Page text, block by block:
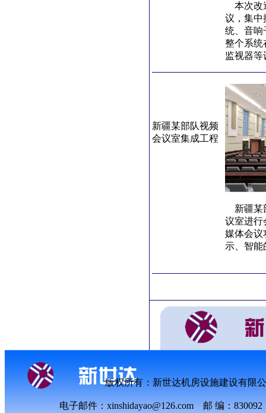
本次改
议，集中
统、音响
整个系统
监视器等
新疆某部队视频
会议室集成工程
新疆某
议室进行
媒体会议
示、智能
版权所有：新世达机房设施建设有
电子邮件：xinshidayao@126.com 邮 编：